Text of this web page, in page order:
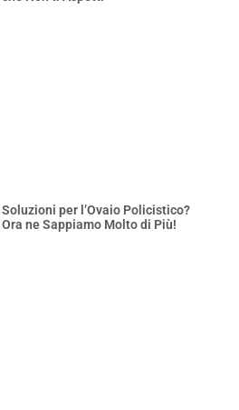
Soluzioni per l’Ovaio Policistico?
Ora ne Sappiamo Molto di Più!